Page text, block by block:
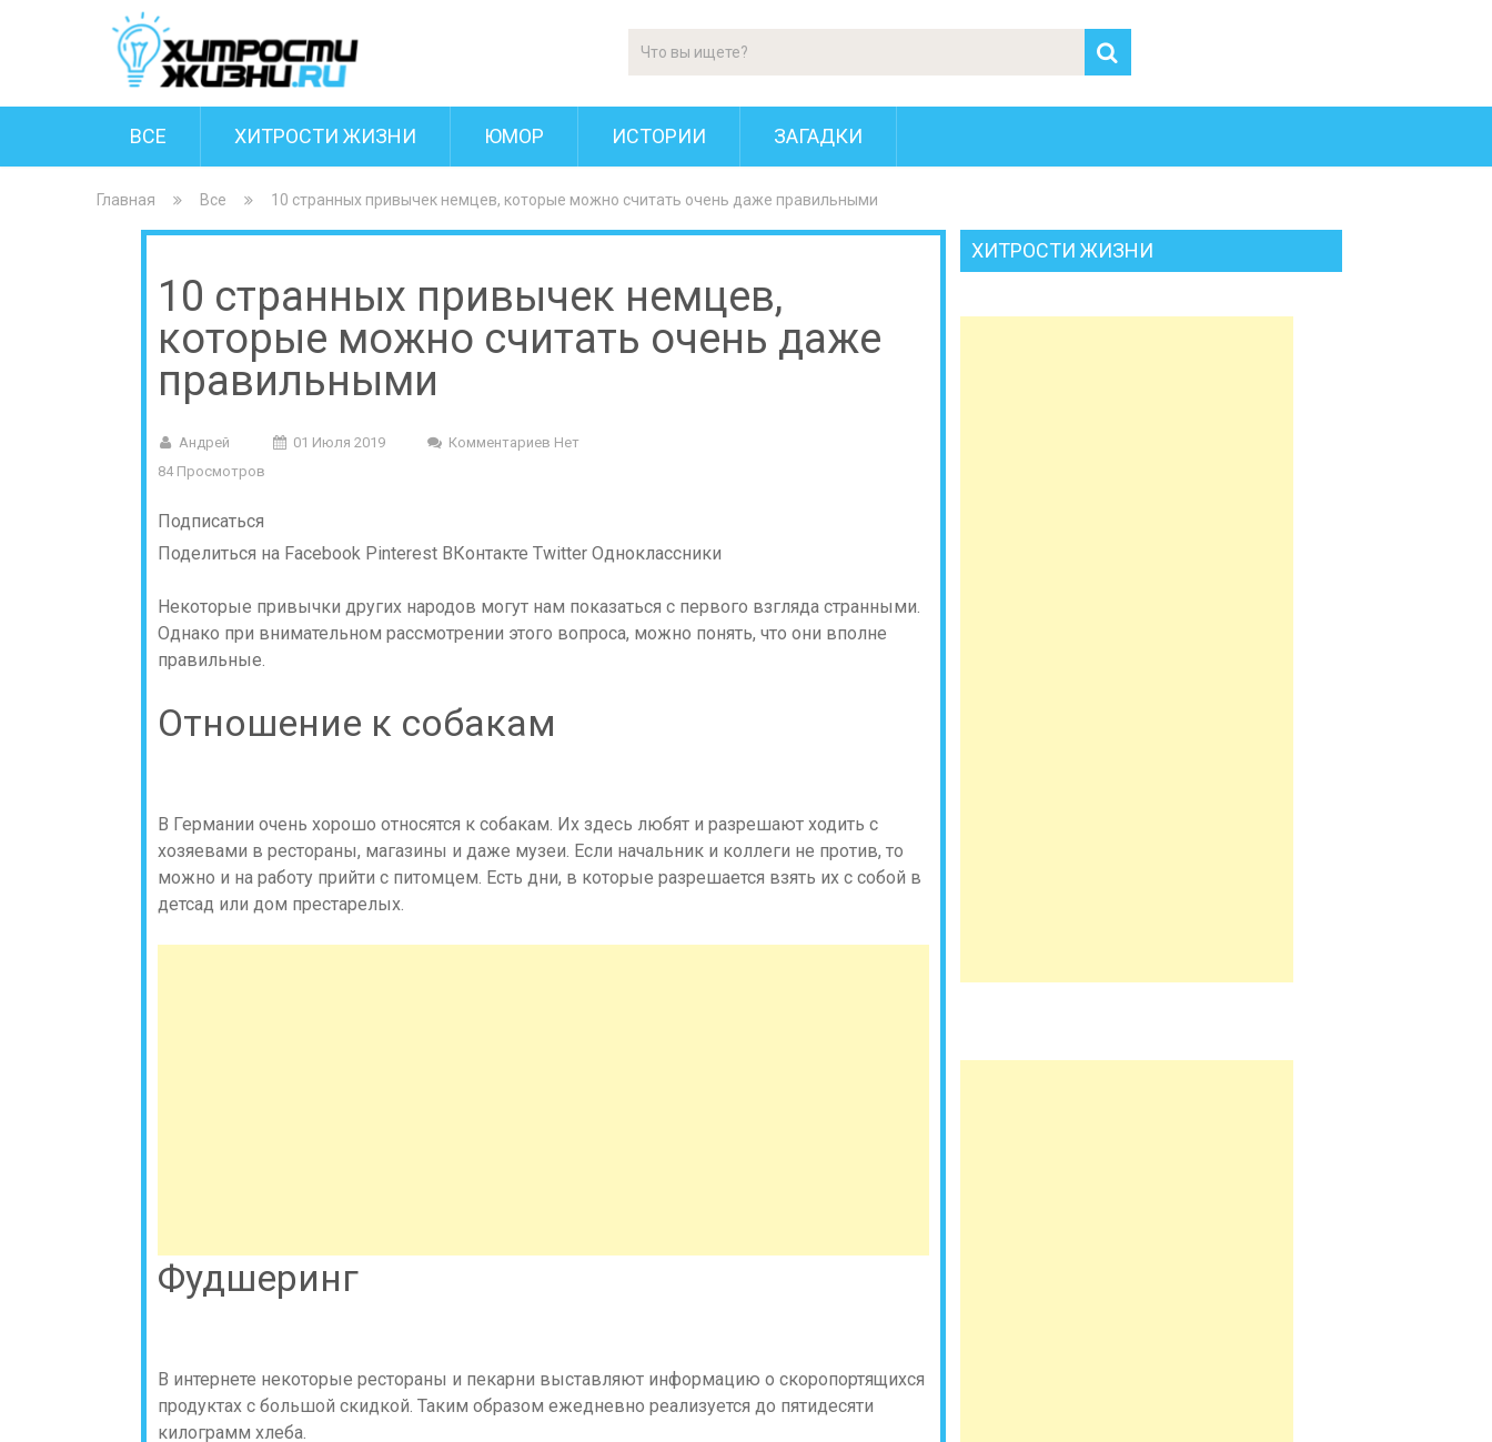
ВСЕ ХИТРОСТИ ЖИЗНИ ЮМОР ИСТОРИИ ЗАГАДКИ
Главная Все 10 странных привычек немцев, которые можно считать очень даже правильными
10 странных привычек немцев,
которые можно считать очень даже
правильными
Андрей 01 Июля 2019
Комментариев Нет
84 Просмотров
Подписаться
Поделиться на Facebook Pinterest ВКонтакте Twitter Одноклассники
Некоторые привычки других народов могут нам показаться с первого взгляда странными.
Однако при внимательном рассмотрении этого вопроса, можно понять, что они вполне
правильные.
Отношение к собакам
В Германии очень хорошо относятся к собакам. Их здесь любят и разрешают ходить с
хозяевами в рестораны, магазины и даже музеи. Если начальник и коллеги не против, то
можно и на работу прийти с питомцем. Есть дни, в которые разрешается взять их с собой в
детсад или дом престарелых.
Фудшеринг
В интернете некоторые рестораны и пекарни выставляют информацию о скоропортящихся
продуктах с большой скидкой. Таким образом ежедневно реализуется до пятидесяти
килограмм хлеба.
ХИТРОСТИ ЖИЗНИ